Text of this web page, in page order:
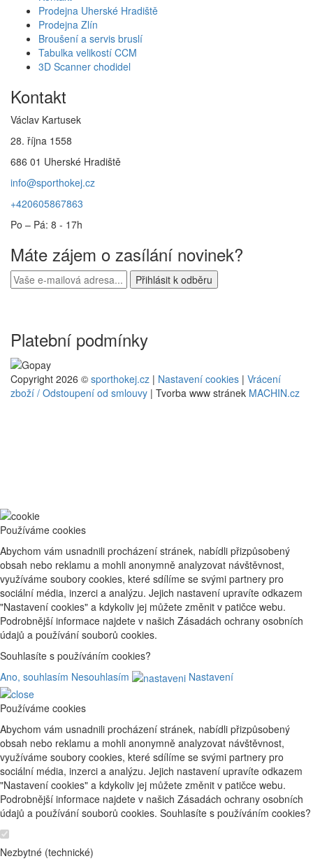
Prodejna Uherské Hradiště
Prodejna Zlín
Broušení a servis bruslí
Tabulka velikostí CCM
3D Scanner chodidel
Kontakt
Václav Kartusek
28. října 1558
686 01 Uherské Hradiště
info@sporthokej.cz
+420605867863
Po – Pá: 8 - 17h
Máte zájem o zasílání novinek?
Platební podmínky
Copyright 2026 © sporthokej.cz | Nastavení cookies | Vrácení
zboží / Odstoupení od smlouvy | Tvorba www stránek MACHIN.cz
Používáme cookies
Abychom vám usnadnili procházení stránek, nabídli přizpůsobený
obsah nebo reklamu a mohli anonymně analyzovat návštěvnost,
využíváme soubory cookies, které sdílíme se svými partnery pro
sociální média, inzerci a analýzu. Jejich nastavení upravíte odkazem
"Nastavení cookies" a kdykoliv jej můžete změnit v patičce webu.
Podrobnější informace najdete v našich Zásadách ochrany osobních
údajů a používání souborů cookies.
Souhlasíte s používáním cookies?
Ano, souhlasím Nesouhlasím Nastavení
Používáme cookies
Abychom vám usnadnili procházení stránek, nabídli přizpůsobený
obsah nebo reklamu a mohli anonymně analyzovat návštěvnost,
využíváme soubory cookies, které sdílíme se svými partnery pro
sociální média, inzerci a analýzu. Jejich nastavení upravíte odkazem
"Nastavení cookies" a kdykoliv jej můžete změnit v patičce webu.
Podrobnější informace najdete v našich Zásadách ochrany osobních
údajů a používání souborů cookies. Souhlasíte s používáním cookies?
Nezbytné (technické)